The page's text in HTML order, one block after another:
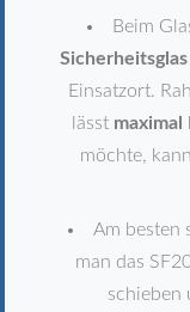
Beim
Sicherheitsglas
Einsatzort.
lässt maximal
möchte,
Am besten
man das
schieben